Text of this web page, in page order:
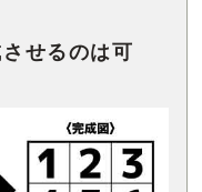
せるのは可